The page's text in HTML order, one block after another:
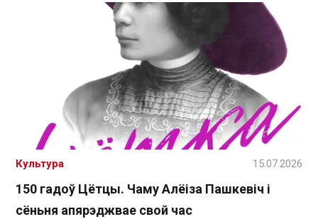
150 гадоў Цётцы. Чаму Алёіза Пашкевіч і
сёньня апярэджвае свой час
Культура 15.07.2026